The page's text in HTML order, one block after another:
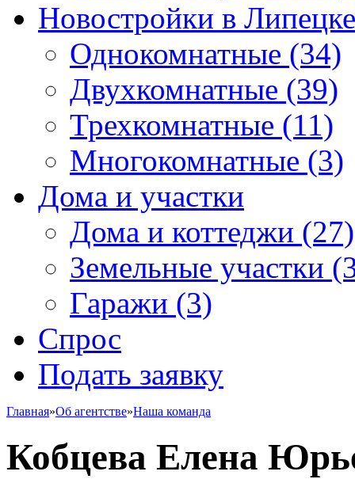
Новостройки в Липецке
Однокомнатные (34)
Двухкомнатные (39)
Трехкомнатные (11)
Многокомнатные (3)
Дома и участки
Дома и коттеджи (27)
Земельные участки
Гаражи (3)
Спрос
Подать заявку
Главная»Об агентстве»Наша команда
Кобцева Елена